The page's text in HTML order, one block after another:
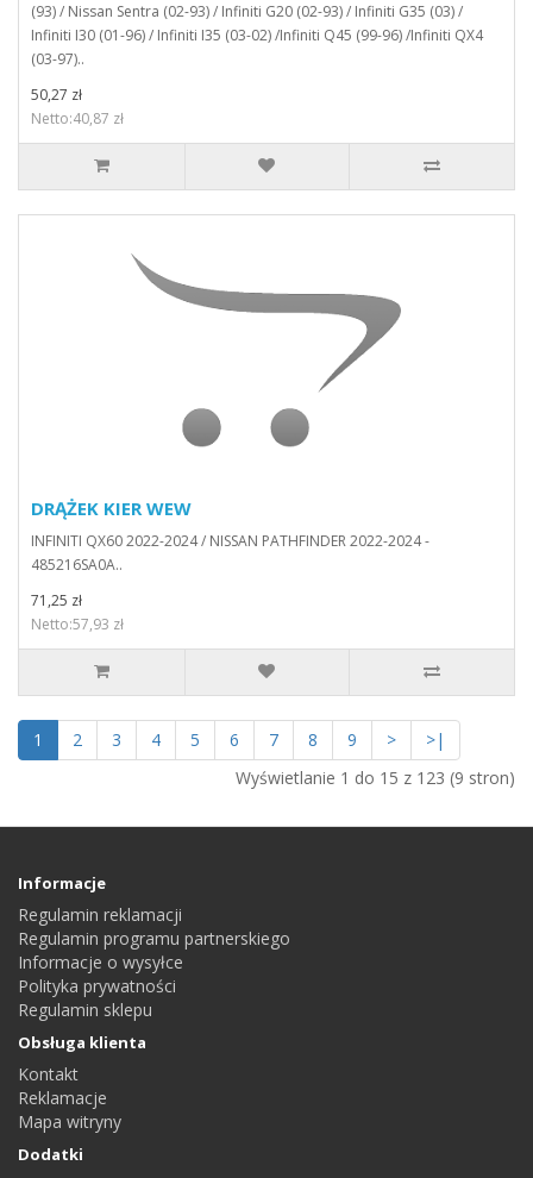
(93) / Nissan Sentra (02-93) / Infiniti G20 (02-93) / Infiniti G35 (03) /
Infiniti I30 (01-96) / Infiniti I35 (03-02) /Infiniti Q45 (99-96) /Infiniti QX4
(03-97)..
50,27 zł
Netto:40,87 zł
DRĄŻEK KIER WEW
INFINITI QX60 2022-2024 / NISSAN PATHFINDER 2022-2024 -
485216SA0A..
71,25 zł
Netto:57,93 zł
1 2 3 4 5 6 7 8 9 >
>|
Wyświetlanie 1 do 15 z 123 (9 stron)
Informacje
Regulamin reklamacji
Regulamin programu partnerskiego
Informacje o wysyłce
Polityka prywatności
Regulamin sklepu
Obsługa klienta
Kontakt
Reklamacje
Mapa witryny
Dodatki